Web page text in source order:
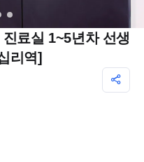
료실 1~5년차 선생
리역]